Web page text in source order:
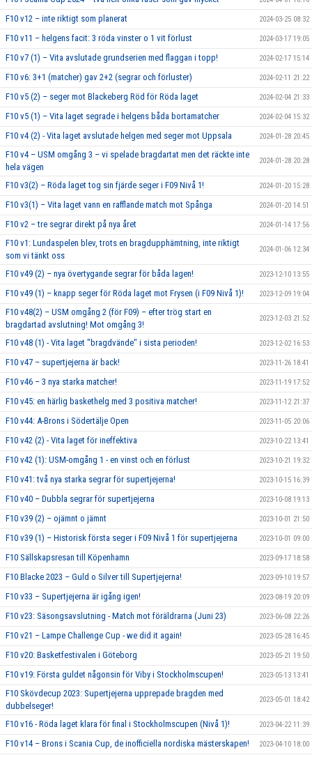
F10 v12 – inte riktigt som planerat 2024-03-25 08:32
F10 v11 – helgens facit: 3 röda vinster o 1 vit förlust 2024-03-17 19:05
F10 v7 (1) – Vita avslutade grundserien med flaggan i topp! 2024-02-17 15:14
F10 v6: 3+1 (matcher) gav 2+2 (segrar och förluster) 2024-02-11 21:22
F10 v5 (2) – seger mot Blackeberg Röd för Röda laget 2024-02-04 21:33
F10 v5 (1) – Vita laget segrade i helgens båda bortamatcher 2024-02-04 15:32
F10 v4 (2) - Vita laget avslutade helgen med seger mot Uppsala 2024-01-28 20:45
F10 v4 – USM omgång 3 – vi spelade bragdartat men det räckte inte
hela vägen
2024-01-28 20:28
F10 v3(2) – Röda laget tog sin fjärde seger i F09 Nivå 1! 2024-01-20 15:28
F10 v3(1) – Vita laget vann en rafflande match mot Spånga 2024-01-20 14:51
F10 v2 – tre segrar direkt på nya året 2024-01-14 17:56
F10 v1: Lundaspelen blev, trots en bragdupphämtning, inte riktigt
som vi tänkt oss
2024-01-06 12:34
F10 v49 (2) – nya övertygande segrar för båda lagen! 2023-12-10 13:55
F10 v49 (1) – knapp seger för Röda laget mot Frysen (i F09 Nivå 1)! 2023-12-09 19:04
F10 v48(2) – USM omgång 2 (för F09) – efter trög start en
bragdartad avslutning! Mot omgång 3!
2023-12-03 21:52
F10 v48 (1) - Vita laget "bragdvände" i sista perioden! 2023-12-02 16:53
F10 v47 – supertjejerna är back! 2023-11-26 18:41
F10 v46 – 3 nya starka matcher! 2023-11-19 17:52
F10 v45: en härlig baskethelg med 3 positiva matcher! 2023-11-12 21:37
F10 v44: A-Brons i Södertälje Open 2023-11-05 20:06
F10 v42 (2) - Vita laget för ineffektiva 2023-10-22 13:41
F10 v42 (1): USM-omgång 1 - en vinst och en förlust 2023-10-21 19:32
F10 v41: två nya starka segrar för supertjejerna! 2023-10-15 16:39
F10 v40 – Dubbla segrar för supertjejerna 2023-10-08 19:13
F10 v39 (2) – ojämnt o jämnt 2023-10-01 21:50
F10 v39 (1) – Historisk första seger i F09 Nivå 1 för supertjejerna 2023-10-01 09:00
F10 Sällskapsresan till Köpenhamn 2023-09-17 18:58
F10 Blacke 2023 – Guld o Silver till Supertjejerna! 2023-09-10 19:57
F10 v33 – Supertjejerna är igång igen! 2023-08-19 20:09
F10 v23: Säsongsavslutning - Match mot föräldrarna (Juni 23) 2023-06-08 22:26
F10 v21 – Lampe Challenge Cup - we did it again! 2023-05-28 16:45
F10 v20: Basketfestivalen i Göteborg 2023-05-21 19:50
F10 v19: Första guldet någonsin för Viby i Stockholmscupen! 2023-05-13 13:41
F10 Skövdecup 2023: Supertjejerna upprepade bragden med
dubbelseger!
2023-05-01 18:42
F10 v16 - Röda laget klara för final i Stockholmscupen (Nivå 1)! 2023-04-22 11:39
F10 v14 – Brons i Scania Cup, de inofficiella nordiska mästerskapen! 2023-04-10 18:00